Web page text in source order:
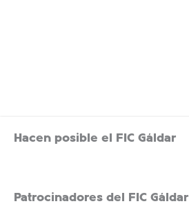
Hacen posible el FIC Gáldar
Patrocinadores del FIC Gáldar